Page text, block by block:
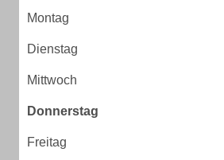
Montag
Dienstag
Mittwoch
Donnerstag
Freitag